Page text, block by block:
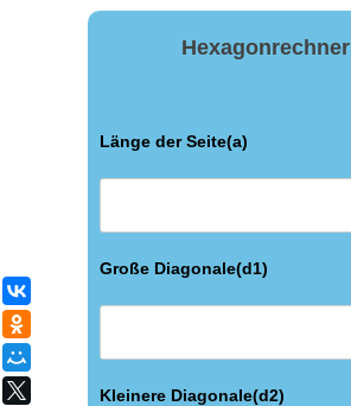
Hexagonrechner
Länge der Seite(a)
Große Diagonale(d1)
Kleinere Diagonale(d2)
Мой Мир